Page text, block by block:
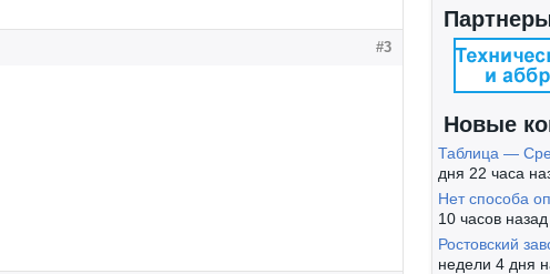
#3
Новые
Таблица —
дня 22 часа
Нет способа
10 часов назад
Ростовский
недели 4 дня